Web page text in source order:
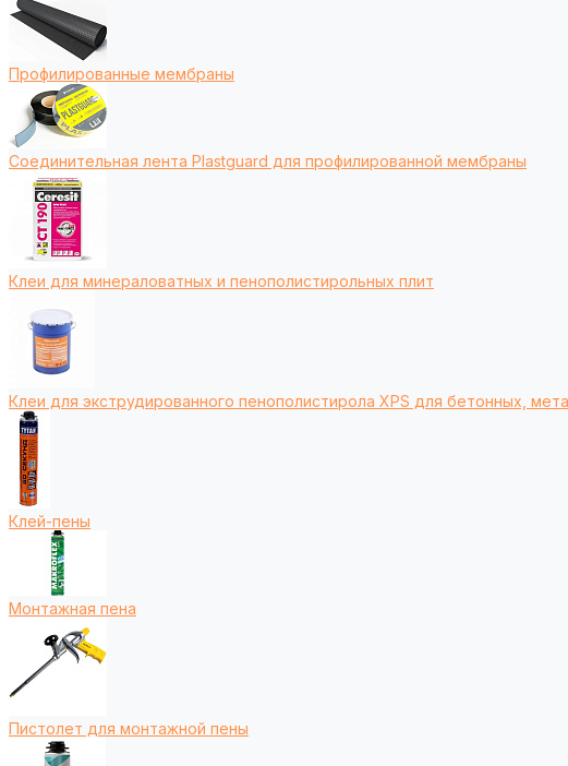
Профилированные мембраны
Соединительная лента Plastguard для профилированной мембраны
Клеи для минераловатных и пенополистирольных плит
Клеи для экструдированного пенополистирола XPS для бетонных,
Клей-пены
Монтажная пена
Пистолет для монтажной пены